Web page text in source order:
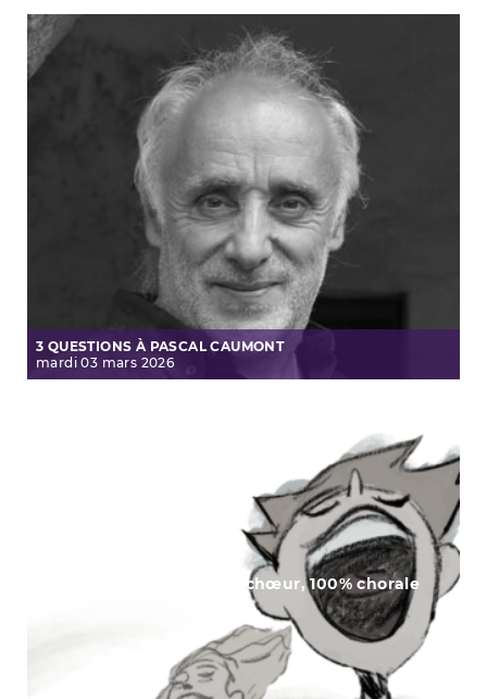
3 QUESTIONS À PASCAL CAUMONT
mardi 03 mars 2026
Zoom sur Graines de chœur, 100% chorale